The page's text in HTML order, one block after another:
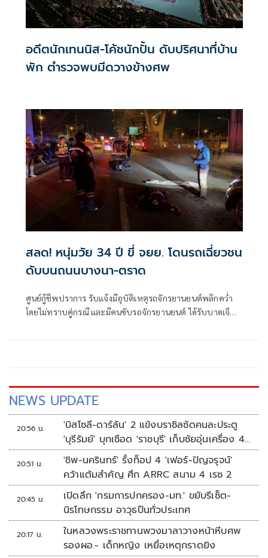
อดีตนักเทนนิส-โค้ชนักปั้น ดับปริศนาที่บ้าน
พัก ตำรวจพบมีดวางข้างศพ
สลด! หนุ่มวัย 34 ปี ขี่ จยย. โดนรถเฉี่ยวชน
ดับบนถนนบางนา-ตราด
ศูนย์กู้ชีพปราการ รับแจ้งมีอุบัติเหตุรถจักรยานยนต์พลิกคว่ำ
โดยไม่ทราบคู่กรณี และมีคนขับรถจักรยานยนต์ ได้รับบาดเจ็บ
NEWS UPDATE
20:56 น.
'บิสโซลี-ดาร์ลัน' 2 แข้งบราซิลซัดคนละประตู
'บุรีรัมย์' บุกเชือด 'ราชบุรี' เก็บชัยอุ่นเครื่อง 4
นัดรวด
20:51 น.
'ชิพ-นครินทร์' รั้งท็อป 4 'เฟอร์-ปัญจรุจน์'
คว้าแต้มสำคัญ ศึก ARRC สนาม 4 เรซ 2
20:45 น.
เปิดลึก 'กรมการปกครอง-มท.' ขยับรีเซ็ต-
นิรโทษกรรม อาวุธปืนทั่วประเทศ
20:17 น.
ในหลวงพระราชทานพวงมาลาวางหน้าหีบศพ
รองผอ.- เด็กหญิง เหยื่อเหตุกราดยิง